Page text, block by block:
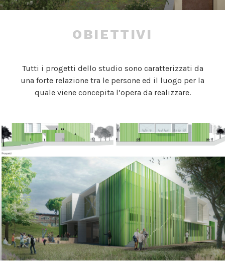
OBIETTIVI
Tutti i progetti dello studio sono caratterizzati da
una forte relazione tra le persone ed il luogo per la
quale viene concepita l’opera da realizzare.